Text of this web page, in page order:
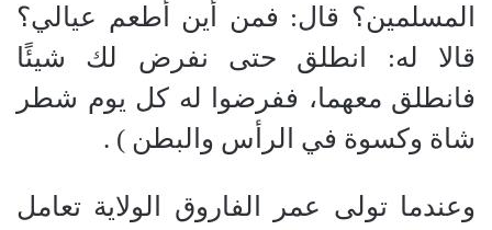
المسلمين؟ قال: فمن أين أطعم عيالي؟
قالا له: انطلق حتى نفرض لك شيئًا
فانطلق معهما، ففرضوا له كل يوم شطر
شاة وكسوة في الرأس والبطن )
.
وعندما تولى عمر الفاروق الولاية تعامل